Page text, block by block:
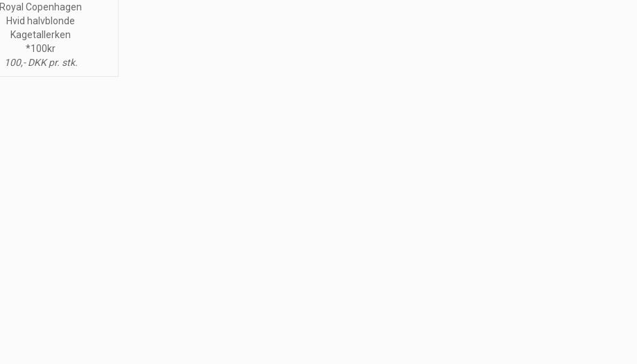
Royal Copenhagen
Hvid halvblonde
Kagetallerken
*100kr
100,- DKK pr. stk.